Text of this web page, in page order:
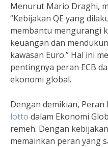
Menurut Mario Draghi,
“Kebijakan QE yang
membantu mengurangi
keuangan dan
kawasan Euro.” Hal ini
pentingnya peran ECB
ekonomi global.
Dengan demikian, Peran
lotto dalam Ekonomi
remeh. Dengan
memainkan peran yang